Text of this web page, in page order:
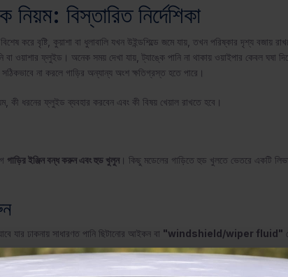
বিস্তারিত নির্দেশিকা
করে বৃষ্টি, কুয়াশা বা ধুলাবালি যখন উইন্ডশিল্ডে জমে যায়, তখন পরিষ্কার দৃশ্য বজায়
বা ওয়াশার ফ্লুইড। অনেক সময় দেখা যায়, ট্যাঙ্কে পানি না থাকায় ওয়াইপার কেবল ঘষা
না করলে গাড়ির অন্যান্য অংশ ক্ষতিগ্রস্ত হতে পারে।
কী ধরনের ফ্লুইড ব্যবহার করবেন এবং কী বিষয় খেয়াল রাখতে হবে।
গাড়ির ইঞ্জিন বন্ধ করুন এবং হুড খুলুন। কিছু মডেলের গাড়িতে হুড খুলতে ভেতরে একটি
যার ঢাকনায় সাধারণত পানি ছিটানোর আইকন বা "windshield/wiper fluid"